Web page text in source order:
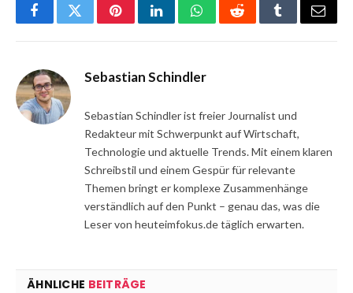
FacebookTwitterPinterestLinkedInWhatsAppRedditTumblrEmail
Sebastian Schindler
Sebastian Schindler ist freier Journalist und
Redakteur mit Schwerpunkt auf Wirtschaft,
Technologie und aktuelle Trends. Mit einem klaren
Schreibstil und einem Gespür für relevante
Themen bringt er komplexe Zusammenhänge
verständlich auf den Punkt – genau das, was die
Leser von heuteimfokus.de täglich erwarten.
ÄHNLICHE BEITRÄGE